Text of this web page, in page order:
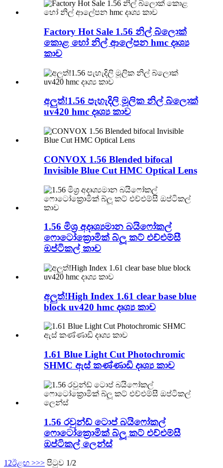
Factory Hot Sale 1.56 නිල් බ්ලොක්
කොළ හෝ නිල් ආලේපන hmc දෘශ්‍ය
කාච
අලුත්!1.56 පැහැදිලි මූලික නිල් බ්ලොක්
uv420 hmc දෘශ්‍ය කාච
CONVOX 1.56 Blended bifocal
Invisible Blue Cut HMC Optical Lens
1.56 මිශ්‍ර අදෘශ්‍යමාන බයිෆෝකල්
ෆොටෝක්‍රොමික් බ්ලූ කට් එච්එම්සී
ඔප්ටිකල් කාච
අලුත්!High Index 1.61 clear base blue
block uv420 hmc දෘශ්‍ය කාච
1.61 Blue Light Cut Photochromic
SHMC ඇස් කණ්ණාඩි දෘශ්‍ය කාච
1.56 රවුන්ඩ් ටොප් බයිෆෝකල්
ෆොටෝක්‍රොමික් බ්ලූ කට් එච්එම්සී
ඔප්ටිකල් ලෙන්ස්
1 2ඊළඟ >>> පිටුව 1/2